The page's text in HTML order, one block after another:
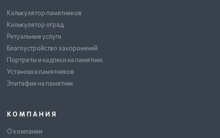
Калькулятор памятников
Калькулятор оград
Ритуальные услуги
Благоустройство захоронений
Портреты и надписи на памятник
Установка памятников
Эпитафии на памятник
КОМПАНИЯ
О компании